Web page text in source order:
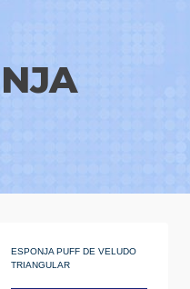
ESPONJA PUFF DE VELUDO
TRIANGULAR